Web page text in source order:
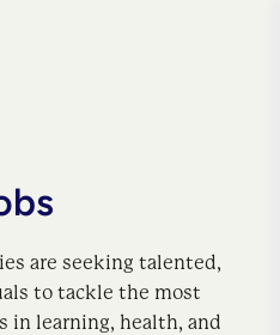
are seeking talented,
to tackle the most
in learning, health, and